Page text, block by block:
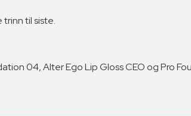
til siste.
04, Alter Ego Lip Gloss CEO og Pro